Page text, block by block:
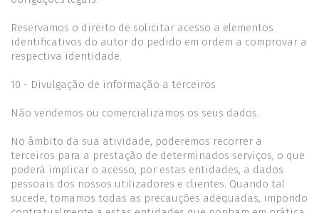
Reservamos o direito de solicitar acesso a elementos
identificativos do autor do pedido em ordem a comprovar a
respectiva identidade.
10 - Divulgação de informação a terceiros
Não vendemos ou comercializamos os seus dados.
No âmbito da sua atividade, poderemos recorrer a
terceiros para a prestação de determinados serviços, o que
poderá implicar o acesso, por estas entidades, a dados
pessoais dos nossos utilizadores e clientes. Quando tal
sucede, tomamos todas as precauções adequadas, impondo